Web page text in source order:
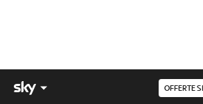
OFFERTE